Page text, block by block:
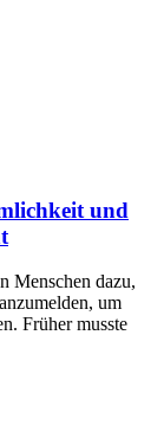
und
Menschen dazu,
um
Früher musste